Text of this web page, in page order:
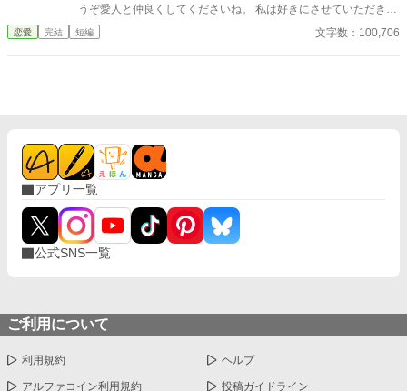
うぞ愛人と仲良くしてくださいね。 私は好きにさせていただきま
すので。 悠々自適なお飾り妻の快適ライフを送っていたら、 旦那
様が接近してくるのですが。 どうぞ、お構いなく。
恋愛 完結 短編 文字数：100,706
アプリ一覧
公式SNS一覧
ご利用について
利用規約 ヘルプ
アルファコイン利用規約 投稿ガイドライン